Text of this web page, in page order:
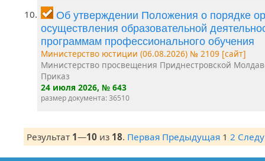
10.
Об утверждении Положения о порядке
осуществления образовательной
программам профессионального обучения
Министерство юстиции (06.08.2026) № 2109 [сайт]
Министерство просвещения Приднестровской
Приказ
24 июля 2026, № 643
размер документа: 36510
Результат 1—10 из 18. Первая Предыдущая 1 2